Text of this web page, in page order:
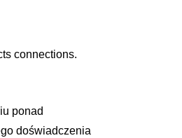
connections.
ponad
doświadczenia